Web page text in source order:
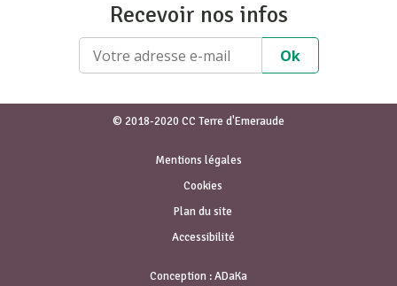
Recevoir nos infos
© 2018-2020 CC Terre d'Emeraude
Mentions légales
Cookies
Plan du site
Accessibilité
Conception :ADaKa